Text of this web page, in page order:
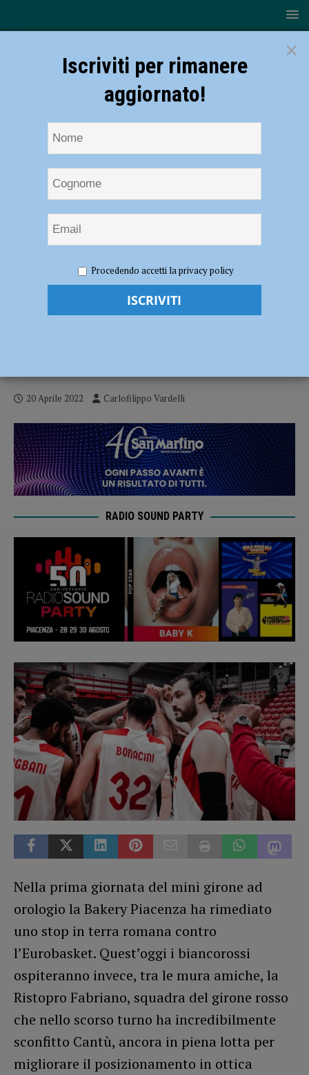
La Bakery Piacenza non sbaglia e vince di misura contro Fabriano (79-
Serie A2 – La Bakery Piacenza non
20 Aprile 2022 Carlofilippo Vardelli
RADIO SOUND PARTY
Nella prima giornata del mini girone ad
orologio la Bakery Piacenza ha rimediato
uno stop in terra romana contro
l’Eurobasket. Quest’oggi i biancorossi
ospiteranno invece, tra le mura amiche, la
Ristopro Fabriano, squadra del girone rosso
che nello scorso turno ha incredibilmente
sconfitto Cantù, ancora in piena lotta per
migliorare il posizionamento in ottica
×
Iscriviti per rimanere
aggiornato!
Procedendo accetti la privacy policy